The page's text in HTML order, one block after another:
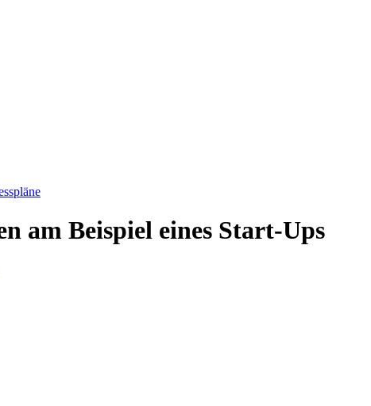
am Beispiel eines Start-Ups